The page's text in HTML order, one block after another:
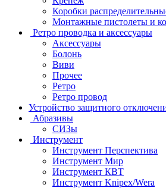
Коробки
Монтажные пистолеты и
Ретро проводка и аксессуары
Аксессуары
Болонь
Виви
Прочее
Ретро
Ретро провод
Устройство защитного
Абразивы
СИЗы
Инструмент
Инструмент Перспектива
Инструмент Мир
Инструмент КВТ
Инструмент Knipex/Wera